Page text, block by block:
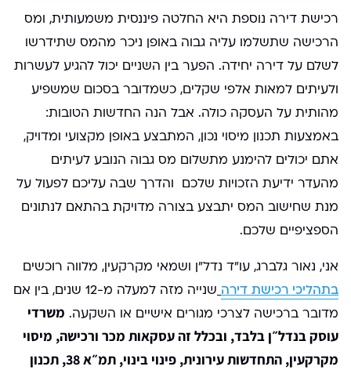
רכישת דירה נוספת היא החלטה פיננסית משמעותית, ומס
הרכישה שתשלמו עליה גבוה באופן ניכר מהמס שתידרשו
לשלם על דירה יחידה. הפער בין השניים יכול להגיע לעשרות
ולעיתים למאות אלפי שקלים, כשמדובר בסכום שמשפיע
מהותית על העסקה כולה. אבל הנה החדשות הטובות:
באמצעות תכנון מיסוי נכון, המתבצע באופן מקצועי ומדויק,
אתם יכולים להימנע מתשלום מס גבוה הנובע לעיתים
מהעדר ידיעת הזכויות שלכם והדרך שבה עליכם לפעול על
מנת שחישוב המס יתבצע בצורה מדויקת בהתאם לנתונים
הספציפיים שלכם.
אני, נאור גלברג, עו"ד נדל"ן ושמאי מקרקעין, מלווה רוכשים
בתהליכי רכישת דירה
שנייה מזה למעלה מ-12 שנים, בין אם
מדובר ברכישה לצרכי מגורים אישיים או השקעה. משרדי
עוסק בנדל״ן בלבד, ובכלל זה עסקאות מכר ורכישה, מיסוי
מקרקעין, התחדשות עירונית, פינוי בינוי, תמ״א 38, תכנון